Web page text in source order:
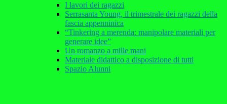
I lavori dei ragazzi
Serrasanta Young, il trimestrale dei ragazzi della
fascia appenninica
“Tinkering a merenda: manipolare materiali per
generare idee”
Un romanzo a mille mani
Materiale didattico a disposizione di tutti
Spazio Alunni